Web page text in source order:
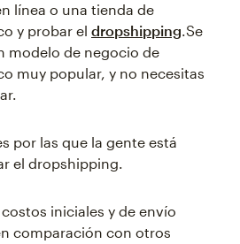
línea o una tienda de
y probar el dropshipping.Se
modelo de negocio de
muy popular, y no necesitas
por las que la gente está
el dropshipping.
iniciales y de envío
comparación con otros